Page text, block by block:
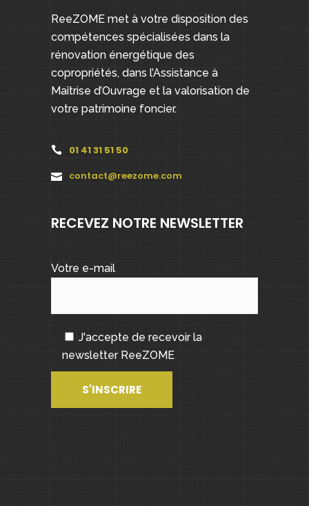
ReeZOME met à votre disposition des
compétences spécialisées dans la
rénovation énergétique des
copropriétés, dans l’Assistance à
Maîtrise d’Ouvrage et la valorisation de
votre patrimoine foncier.
01 41 31 51 50
contact@reezome.com
RECEVEZ NOTRE NEWSLETTER
Votre e-mail
J'accepte de recevoir la
newsletter ReeZOME